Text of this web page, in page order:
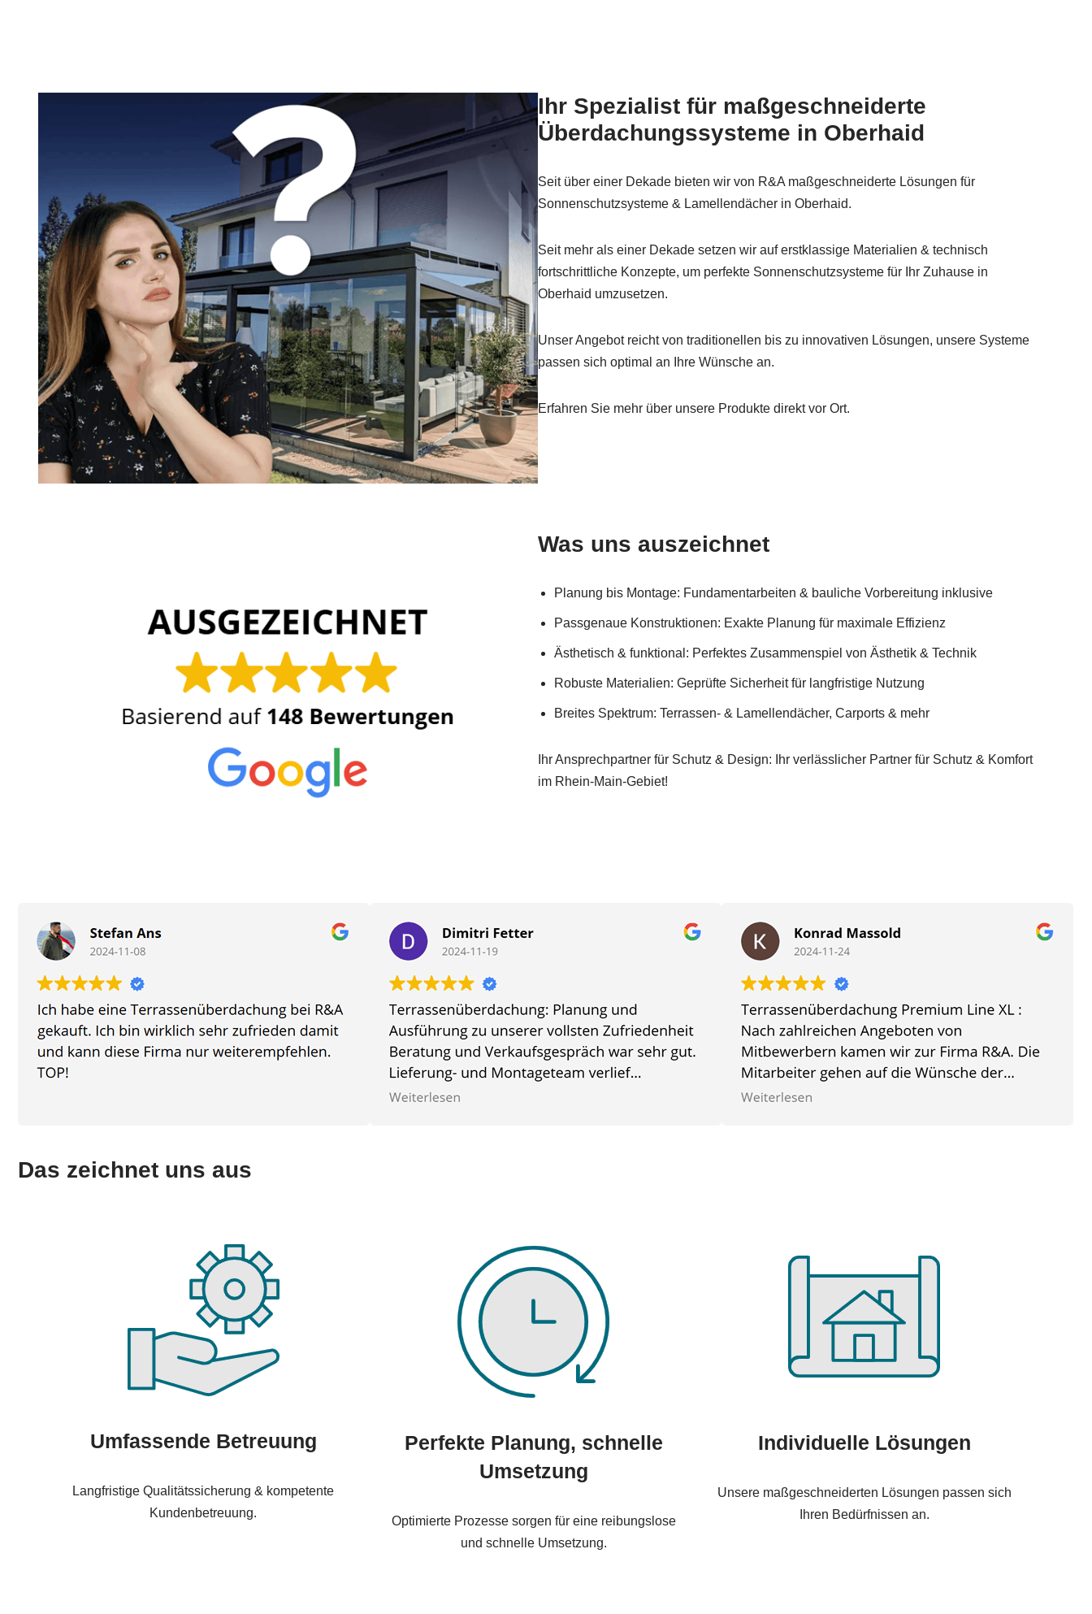
Ihr Spezialist für maßgeschneiderte
Überdachungssysteme in Oberhaid
Seit über einer Dekade bieten wir von R&A maßgeschneiderte Lösungen für
Sonnenschutzsysteme & Lamellendächer in Oberhaid.
Seit mehr als einer Dekade setzen wir auf erstklassige Materialien & technisch
fortschrittliche Konzepte, um perfekte Sonnenschutzsysteme für Ihr Zuhause in
Oberhaid umzusetzen.
Unser Angebot reicht von traditionellen bis zu innovativen Lösungen, unsere Systeme
passen sich optimal an Ihre Wünsche an.
Erfahren Sie mehr über unsere Produkte direkt vor Ort.
Was uns auszeichnet
Planung bis Montage: Fundamentarbeiten & bauliche Vorbereitung inklusive
Passgenaue Konstruktionen: Exakte Planung für maximale Effizienz
Ästhetisch & funktional: Perfektes Zusammenspiel von Ästhetik & Technik
Robuste Materialien: Geprüfte Sicherheit für langfristige Nutzung
Breites Spektrum: Terrassen- & Lamellendächer, Carports & mehr
Ihr Ansprechpartner für Schutz & Design: Ihr verlässlicher Partner für Schutz & Komfort
im Rhein-Main-Gebiet!
Das zeichnet uns aus
Umfassende Betreuung
Langfristige Qualitätssicherung & kompetente
Kundenbetreuung.
Perfekte Planung, schnelle
Umsetzung
Optimierte Prozesse sorgen für eine reibungslose
und schnelle Umsetzung.
Individuelle Lösungen
Unsere maßgeschneiderten Lösungen passen sich
Ihren Bedürfnissen an.